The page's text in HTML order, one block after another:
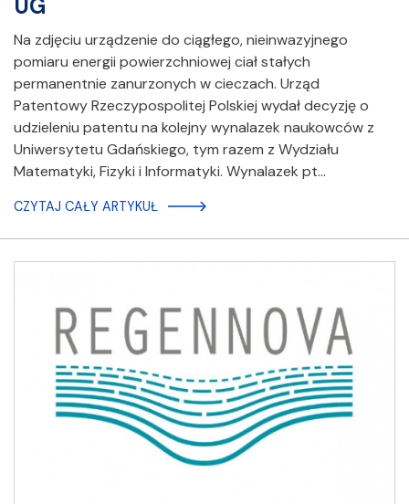
UG
Na zdjęciu urządzenie do ciągłego, nieinwazyjnego
pomiaru energii powierzchniowej ciał stałych
permanentnie zanurzonych w cieczach. Urząd
Patentowy Rzeczypospolitej Polskiej wydał decyzję o
udzieleniu patentu na kolejny wynalazek naukowców z
Uniwersytetu Gdańskiego, tym razem z Wydziału
Matematyki, Fizyki i Informatyki. Wynalazek pt…
CZYTAJ CAŁY ARTYKUŁ